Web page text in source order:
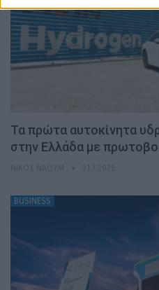
Τα πρώτα αυτοκίνητα
στην Ελλάδα με
BUSINESS